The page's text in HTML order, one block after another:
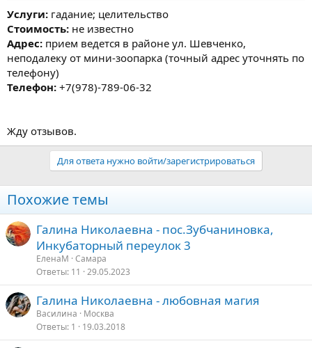
Услуги: гадание; целительство
Стоимость: не известно
Адрес: прием ведется в районе ул. Шевченко,
неподалеку от мини-зоопарка (точный адрес уточнять по
телефону)
Телефон: +7(978)-789-06-32
Жду отзывов.
Для ответа нужно войти/зарегистрироваться
Похожие темы
Галина Николаевна - пос.Зубчаниновка,
Инкубаторный переулок 3
ЕленаМ Самара
Ответы 11 29.05.2023
Галина Николаевна - любовная магия
Василина
Москва
Ответы 1 19.03.2018